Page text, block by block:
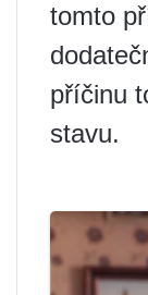
tomto
příčinu
stavu.